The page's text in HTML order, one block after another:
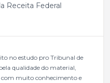
Receita Federal
no estudo pro Tribunal de
qualidade do material,
com muito conhecimento e